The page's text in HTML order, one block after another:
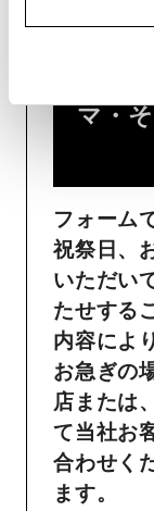
マ・
フォーム
祝祭日、
いただい
たせする
内容によ
お急ぎの
店または
て当社お
合わせく
ます。